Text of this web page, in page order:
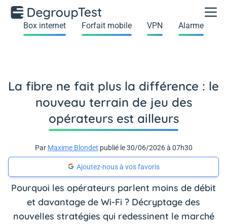
Box internet Forfait mobile VPN Alarme
La fibre ne fait plus la différence : le
nouveau terrain de jeu des
opérateurs est ailleurs
Par Maxime Blondet publié le 30/06/2026 à 07h30
Ajoutez-nous à vos favoris
Pourquoi les opérateurs parlent moins de débit
et davantage de Wi-Fi ? Décryptage des
nouvelles stratégies qui redessinent le marché